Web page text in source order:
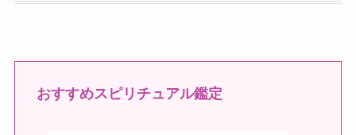
おすすめスピリチュアル鑑定